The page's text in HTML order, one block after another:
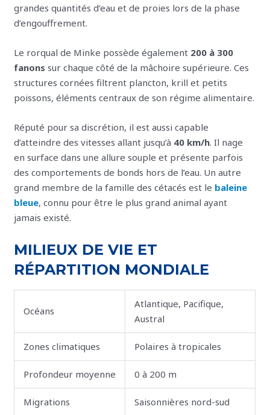
grandes quantités d’eau et de proies lors de la phase
d’engouffrement.
Le rorqual de Minke possède également 200 à 300
fanons sur chaque côté de la mâchoire supérieure. Ces
structures cornées filtrent plancton, krill et petits
poissons, éléments centraux de son régime alimentaire.
Réputé pour sa discrétion, il est aussi capable
d’atteindre des vitesses allant jusqu’à 40 km/h. Il nage
en surface dans une allure souple et présente parfois
des comportements de bonds hors de l’eau. Un autre
grand membre de la famille des cétacés est le baleine
bleue, connu pour être le plus grand animal ayant
jamais existé.
MILIEUX DE VIE ET
RÉPARTITION MONDIALE
Océans
Atlantique, Pacifique,
Austral
Zones climatiques Polaires à tropicales
Profondeur moyenne 0 à 200 m
Migrations Saisonnières nord-sud